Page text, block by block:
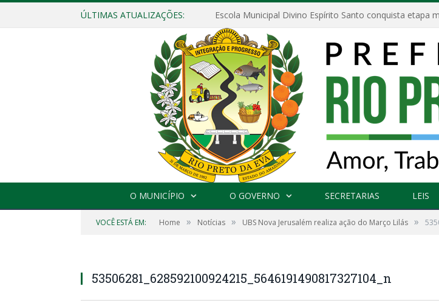
ÚLTIMAS ATUALIZAÇÕES:
O MUNICÍPIO O GOVERNO SECRETARIAS LEIS
VOCÊ ESTÁ EM: Home » Notícias » UBS Nova Jerusalém realiza ação do Março Lilás »
53506281_628592100924215_5646191490817327104_n